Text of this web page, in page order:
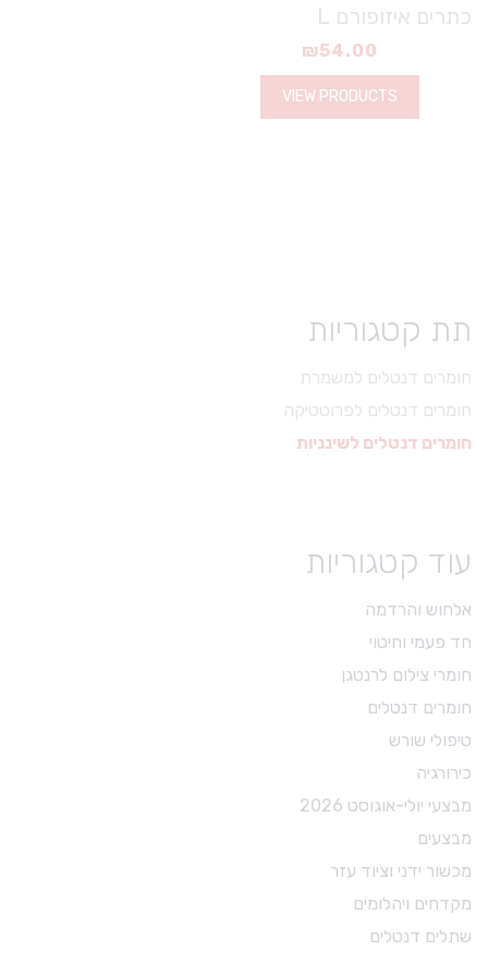
כתרים איזופורם L
₪54.00
VIEW PRODUCTS
תת קטגוריות
חומרים דנטלים למשמרת
חומרים דנטלים לפרוטטיקה
חומרים דנטלים לשינניות
עוד קטגוריות
אלחוש והרדמה
חד פעמי וחיטוי
חומרי צילום לרנטגן
חומרים דנטלים
טיפולי שורש
כירורגיה
מבצעי יולי-אוגוסט 2026
מבצעים
מכשור ידני וציוד עזר
מקדחים ויהלומים
שתלים דנטלים